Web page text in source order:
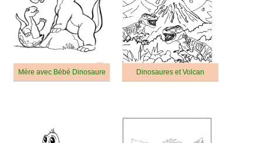
Mère avec Bébé Dinosaure Dinosaures et Volcan